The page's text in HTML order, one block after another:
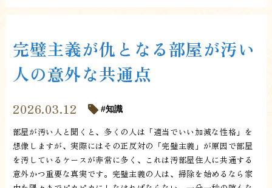
完璧主義が仇となる部屋が汚い
人の意外な共通点
2026.03.12 知識
部屋が汚い人と聞くと、多くの人は「適当でいい加減な性格」を
想像しますが、実際にはその正反対の「完璧主義」が原因で部屋
を汚しているケースが非常に多く、これは汚部屋住人に共通する
意外かつ重要な真実です。完璧主義の人は、掃除を始めるなら家